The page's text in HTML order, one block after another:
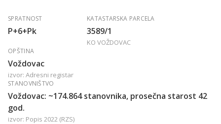
SPRATNOST
P+6+Pk
KATASTARSKA PARCELA
3589/1
KO VOŽDOVAC
OPŠTINA
Voždovac
izvor: Adresni registar
STANOVNIŠTVO
Voždovac: ~174.864 stanovnika, prosečna starost 42
god.
izvor: Popis 2022 (RZS)